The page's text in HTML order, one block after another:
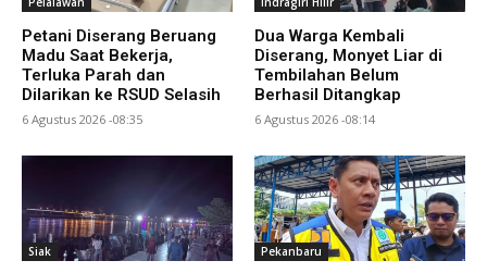
Petani Diserang Beruang
Madu Saat Bekerja,
Terluka Parah dan
Dilarikan ke RSUD Selasih
6 Agustus 2026 -08:35
Dua Warga Kembali
Diserang, Monyet Liar di
Tembilahan Belum
Berhasil Ditangkap
6 Agustus 2026 -08:14
Siak Pekanbaru